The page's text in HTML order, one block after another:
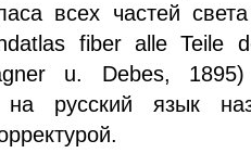
всех частей
fiber alle Teile
u. Debes,
на русский язык